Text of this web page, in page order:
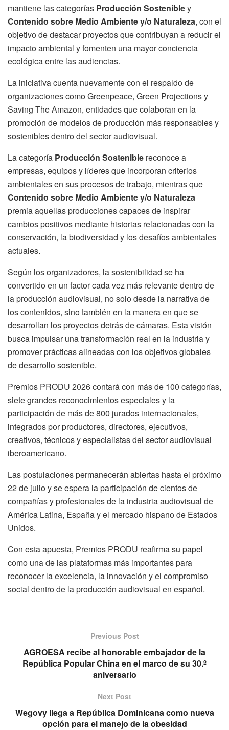
mantiene las categorías Producción Sostenibley
Contenido sobre Medio Ambiente y/o Naturaleza, con el
objetivo de destacar proyectos que contribuyan a reducir el
impacto ambiental y fomenten una mayor conciencia
ecológica entre las audiencias.
La iniciativa cuenta nuevamente con el respaldo de
organizaciones como Greenpeace, Green Projections y
Saving The Amazon, entidades que colaboran en la
promoción de modelos de producción más responsables y
sostenibles dentro del sector audiovisual.
La categoría Producción Sostenible reconoce a
empresas, equipos y líderes que incorporan criterios
ambientales en sus procesos de trabajo, mientras que
Contenido sobre Medio Ambiente y/o Naturaleza
premia aquellas producciones capaces de inspirar
cambios positivos mediante historias relacionadas con la
conservación, la biodiversidad y los desafíos ambientales
actuales.
Según los organizadores, la sostenibilidad se ha
convertido en un factor cada vez más relevante dentro de
la producción audiovisual, no solo desde la narrativa de
los contenidos, sino también en la manera en que se
desarrollan los proyectos detrás de cámaras. Esta visión
busca impulsar una transformación real en la industria y
promover prácticas alineadas con los objetivos globales
de desarrollo sostenible.
Premios PRODU 2026 contará con más de 100 categorías,
siete grandes reconocimientos especiales y la
participación de más de 800 jurados internacionales,
integrados por productores, directores, ejecutivos,
creativos, técnicos y especialistas del sector audiovisual
iberoamericano.
Las postulaciones permanecerán abiertas hasta el próximo
22 de julio y se espera la participación de cientos de
compañías y profesionales de la industria audiovisual de
América Latina, España y el mercado hispano de Estados
Unidos.
Con esta apuesta, Premios PRODU reafirma su papel
como una de las plataformas más importantes para
reconocer la excelencia, la innovación y el compromiso
social dentro de la producción audiovisual en español.
Previous Post
AGROESA recibe al honorable embajador de la
República Popular China en el marco de su 30.º
aniversario
Next Post
Wegovy llega a República Dominicana como nueva
opción para el manejo de la obesidad